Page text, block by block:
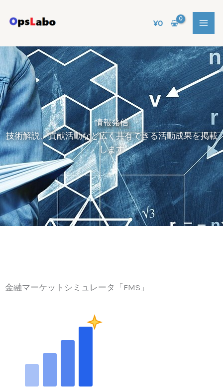
ス
キ
ッ
プ
¥0
情報発信
技術解説、貢献活動など広く共有できる活動成果を掲載
します
金融マーケットシミュレータ「FMS」